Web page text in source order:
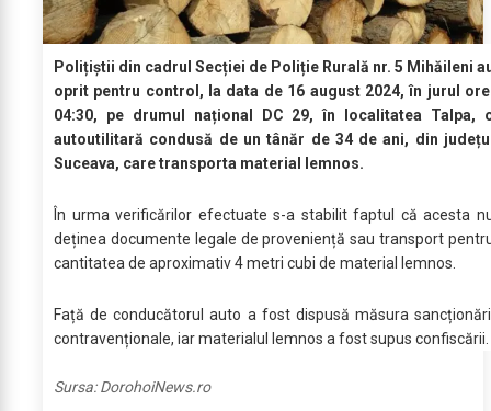
Polițiștii din cadrul Secției de Poliție Rurală nr. 5 Mihăileni
oprit pentru control, la data de 16 august 2024, în jurul
04:30, pe drumul național DC 29, în localitatea Talpa,
autoutilitară condusă de un tânăr de 34 de ani, din
Suceava, care transporta material lemnos.
În urma verificărilor efectuate s-a stabilit faptul că acesta
deținea documente legale de proveniență sau transport
cantitatea de aproximativ 4 metri cubi de material lemnos.
Față de conducătorul auto a fost dispusă măsura
contravenționale, iar materialul lemnos a fost supus confiscării.
Sursa:DorohoiNews.ro